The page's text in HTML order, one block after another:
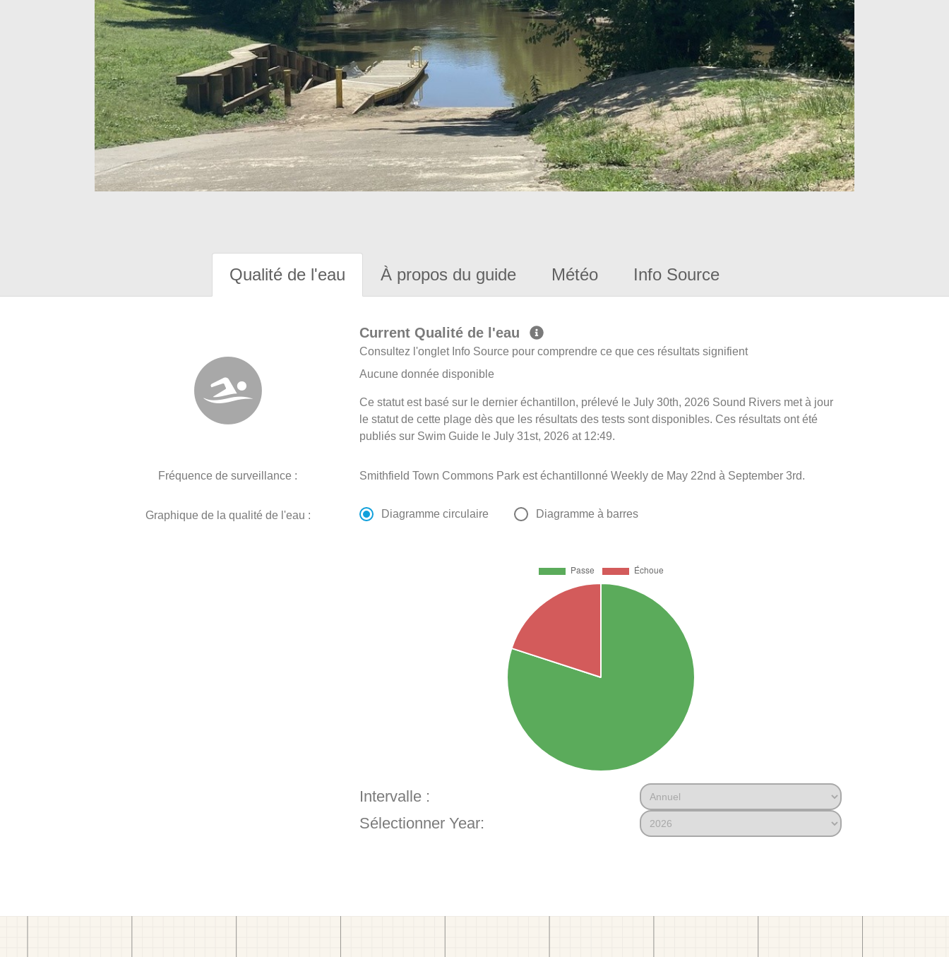
Qualité de l'eau À propos du guide Météo Info Source
Current Qualité de l'eau
Consultez l'onglet Info Source pour comprendre ce que ces résultats signifient
Aucune donnée disponible
Ce statut est basé sur le dernier échantillon, prélevé le July 30th, 2026 Sound Rivers met à jour
le statut de cette plage dès que les résultats des tests sont disponibles. Ces résultats ont été
publiés sur Swim Guide le July 31st, 2026 at 12:49.
Fréquence de surveillance : Smithfield Town Commons Park est échantillonné Weekly de May 22nd à September 3rd.
Graphique de la qualité de l'eau : Diagramme circulaire Diagramme à barres
Intervalle :
Sélectionner Year: